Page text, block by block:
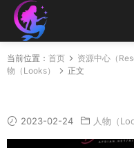
当前位置： 首页 资源中心（
物（Looks）
正文
2023-02-24 人物（